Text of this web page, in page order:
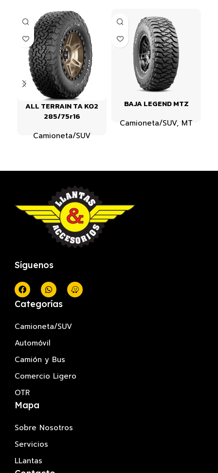
ALL TERRAIN TA KO2
285/75r16
Camioneta/SUV
BAJA LEGEND MTZ
Camioneta/SUV, MT
Síguenos
Categorías
Camioneta/SUV
Automóvil
Camión y Bus
Comercio Ligero
OTR
Mapa
Sobre Nosotros
Servicios
LLantas